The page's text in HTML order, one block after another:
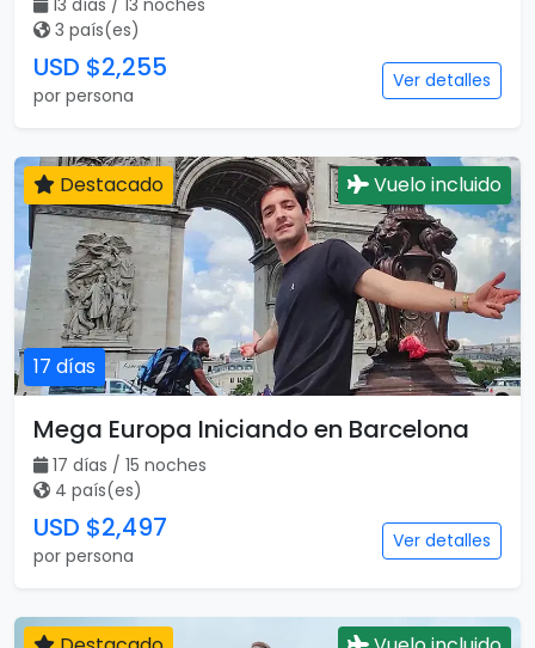
13 días / 13 noches
3 país(es)
USD $2,255
por persona
Ver detalles
17 días
Destacado Vuelo incluido
Mega Europa Iniciando en Barcelona
17 días / 15 noches
4 país(es)
USD $2,497
por persona
Ver detalles